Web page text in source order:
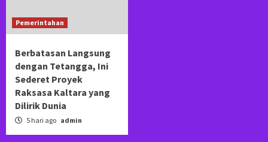
Pemerintahan
Berbatasan Langsung
dengan Tetangga, Ini
Sederet Proyek
Raksasa Kaltara yang
Dilirik Dunia
5 hari ago admin